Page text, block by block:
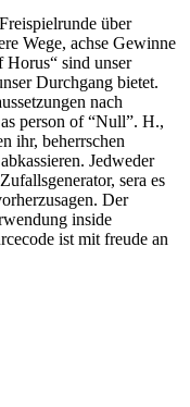
über
Wege, achse Gewinne
Horus“ sind unser
Durchgang bietet.
nach
person of “Null”. H.,
ihr, beherrschen
Jedweder
sera es
Der
inside
ist mit freude an